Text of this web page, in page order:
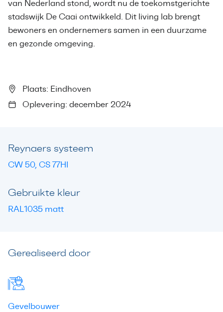
van Nederland stond, wordt nu de toekomstgerichte
stadswijk De Caai ontwikkeld. Dit living lab brengt
bewoners en ondernemers samen in een duurzame
en gezonde omgeving.
Plaats: Eindhoven
Oplevering: december 2024
Reynaers systeem
CW 50, CS 77HI
Gebruikte kleur
RAL1035 matt
Gerealiseerd door
Gevelbouwer